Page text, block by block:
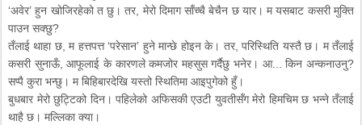
‘अवेर’ हुन खोजिरहेको त छु। तर, मेरो दिमाग साँच्चै बेचैन छ यार। म यसबाट कसरी मुक्ति
पाउन सक्छु?
तँलाई थाहा छ, म हत्तपत्त ‘परेसान’ हुने मान्छे होइन के। तर, परिस्थिति यस्तै छ। म तँलाई
कसरी सुनाऊँ, आफूलाई के कारणले कमजोर महसुस गर्दैछु भनेर। आ... किन अन्कनाउनु?
सप्पै कुरा भन्छु। म बिहिबारदेखि यस्तो स्थितिमा आइपुगेको हुँ।
बुधबार मेरो छुट्टिको दिन। पहिलेको अफिसकी एउटी युवतीसँग मेरो हिमचिम छ भन्ने तँलाई
थाहै छ। मल्लिका क्या।